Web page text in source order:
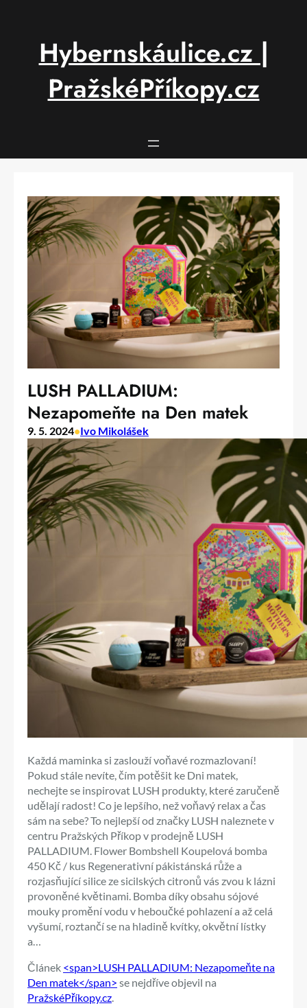
Hybernskáulice.cz |
PražskéPříkopy.cz
LUSH PALLADIUM:
Nezapomeňte na Den matek
9. 5. 2024•Ivo Mikolášek
Každá maminka si zaslouží voňavé rozmazlovaní!
Pokud stále nevíte, čím potěšit ke Dni matek,
nechejte se inspirovat LUSH produkty, které zaručeně
udělají radost! Co je lepšího, než voňavý relax a čas
sám na sebe? To nejlepší od značky LUSH naleznete v
centru Pražských Příkop v prodejně LUSH
PALLADIUM. Flower Bombshell Koupelová bomba
450 Kč / kus Regenerativní pákistánská růže a
rozjasňující silice ze sicilských citronů vás zvou k lázni
provoněné květinami. Bomba díky obsahu sójové
mouky promění vodu v heboučké pohlazení a až celá
vyšumí, roztančí se na hladině kvítky, okvětní lístky
a…
Článek <span>LUSH PALLADIUM: Nezapomeňte na
Den matek</span> se nejdříve objevil na
PražskéPříkopy.cz.